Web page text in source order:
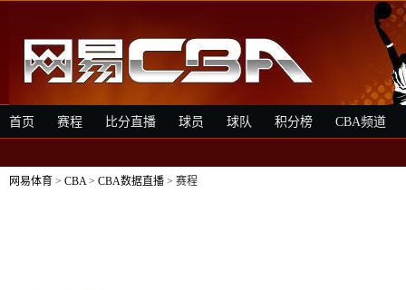
首页 赛程 比分直播 球员 球队 积分榜 CBA频道
网易体育 > CBA> CBA数据直播 > 赛程